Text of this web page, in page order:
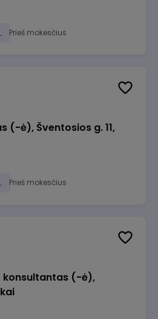
Prieš mokesčius
(-ė), Šventosios g. 11,
Prieš mokesčius
(-ė),